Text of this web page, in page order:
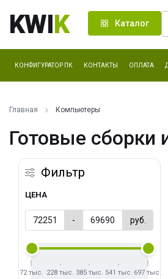
KWIK Каталог
КОНФИГУРАТОР ПК КОНТАКТЫ ОПЛАТА
Главная Компьютеры
Готовые сборки
Фильтр
ЦЕНА
- руб.
72 тыс. 228 тыс. 385 тыс. 541 тыс. 697 тыс.